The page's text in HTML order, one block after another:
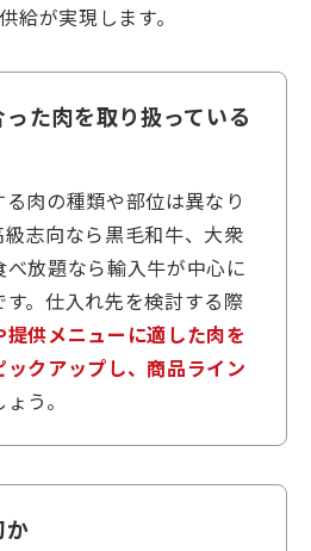
給が実現します。
た肉を取り扱っている
肉の種類や部位は異なり
志向なら黒毛和牛、大衆
放題なら輸入牛が中心に
。仕入れ先を検討する際
提供メニューに適した肉を
クアップし、商品ライン
う。